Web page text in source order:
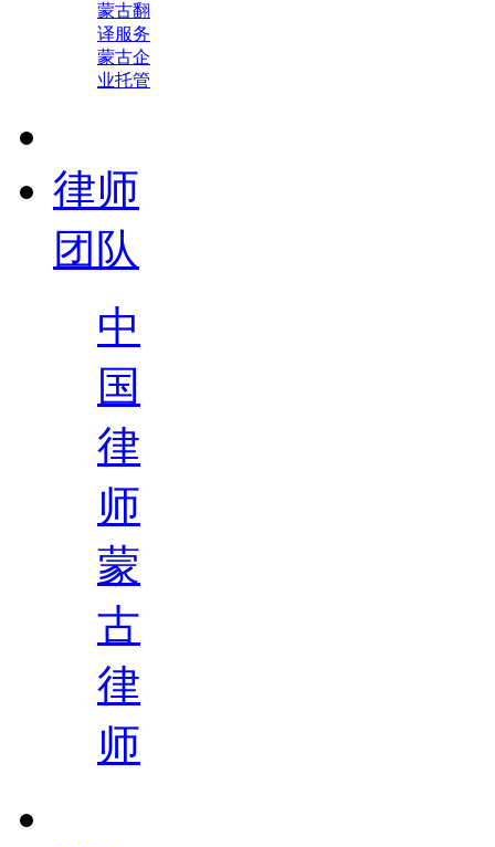
蒙古翻
译服务
蒙古企
业托管
律师
团队
中
国
律
师
蒙
古
律
师